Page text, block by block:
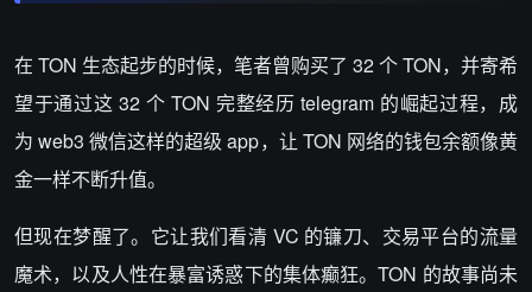
在 TON 生态起步的时候，笔者曾购买了 32 个 TON，并寄希
望于通过这 32 个 TON 完整经历 telegram 的崛起过程，成
为 web3 微信这样的超级 app，让 TON 网络的钱包余额像黄
金一样不断升值。
但现在梦醒了。它让我们看清 VC 的镰刀、交易平台的流量
魔术，以及人性在暴富诱惑下的集体癫狂。TON 的故事尚未